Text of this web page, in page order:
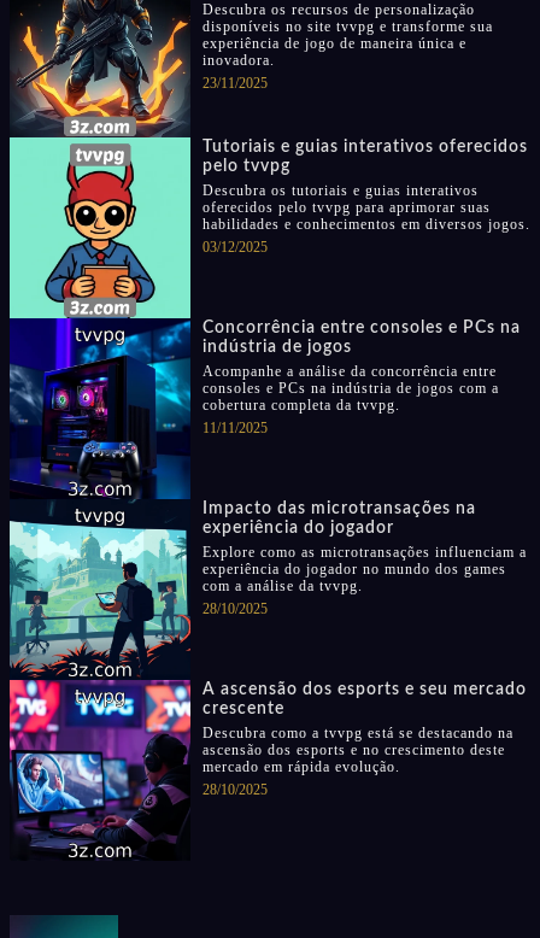
Descubra os recursos de personalização
disponíveis no site tvvpg e transforme sua
experiência de jogo de maneira única e
inovadora.
23/11/2025
Tutoriais e guias interativos oferecidos
pelo tvvpg
Descubra os tutoriais e guias interativos
oferecidos pelo tvvpg para aprimorar suas
habilidades e conhecimentos em diversos jogos.
03/12/2025
Concorrência entre consoles e PCs na
indústria de jogos
Acompanhe a análise da concorrência entre
consoles e PCs na indústria de jogos com a
cobertura completa da tvvpg.
11/11/2025
Impacto das microtransações na
experiência do jogador
Explore como as microtransações influenciam a
experiência do jogador no mundo dos games
com a análise da tvvpg.
28/10/2025
A ascensão dos esports e seu mercado
crescente
Descubra como a tvvpg está se destacando na
ascensão dos esports e no crescimento deste
mercado em rápida evolução.
28/10/2025